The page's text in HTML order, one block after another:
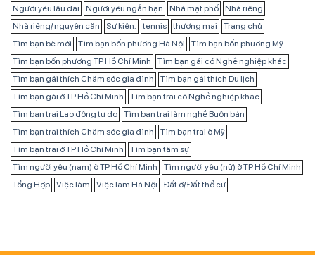
Người yêu lâu dài
Người yêu ngắn hạn Nhà mặt phố
Nhà riêng
Nhà riêng/ nguyên căn
Sự kiện: tennis thương mại
Trang chủ
Tìm bạn bè mới
Tìm bạn bốn phương Hà Nội
Tìm bạn bốn phương Mỹ
Tìm bạn bốn phương TP Hồ Chí Minh
Tìm bạn gái có Nghề nghiệp khác
Tìm bạn gái thích Chăm sóc gia đình
Tìm bạn gái thích Du lịch
Tìm bạn gái ở TP Hồ Chí Minh
Tìm bạn trai có Nghề nghiệp khác
Tìm bạn trai Lao động tự do
Tìm bạn trai làm nghề Buôn bán
Tìm bạn trai thích Chăm sóc gia đình
Tìm bạn trai ở Mỹ
Tìm bạn trai ở TP Hồ Chí Minh
Tìm bạn tâm sự
Tìm người yêu (nam) ở TP Hồ Chí Minh
Tìm người yêu (nữ) ở TP Hồ Chí Minh
Tổng Hợp
Việc làm Việc làm Hà Nội Đất ở/ Đất thổ cư